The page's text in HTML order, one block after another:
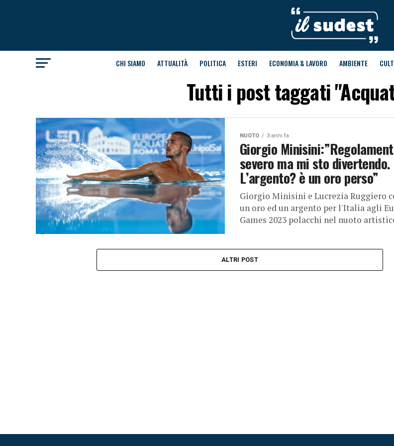
CHI SIAMO ATTUALITÀ POLITICA ESTERI ECONOMIA & LAVORO AMBIENTE
Tutti i post taggati
NUOTO 3 anni fa
Giorgio
severo ma mi sto divertendo.
L’argento? è un oro perso”
Giorgio Minisini e Lucrezia Ruggiero
un oro ed un argento per l'Italia agli
Games 2023 polacchi nel nuoto
ALTRI POST